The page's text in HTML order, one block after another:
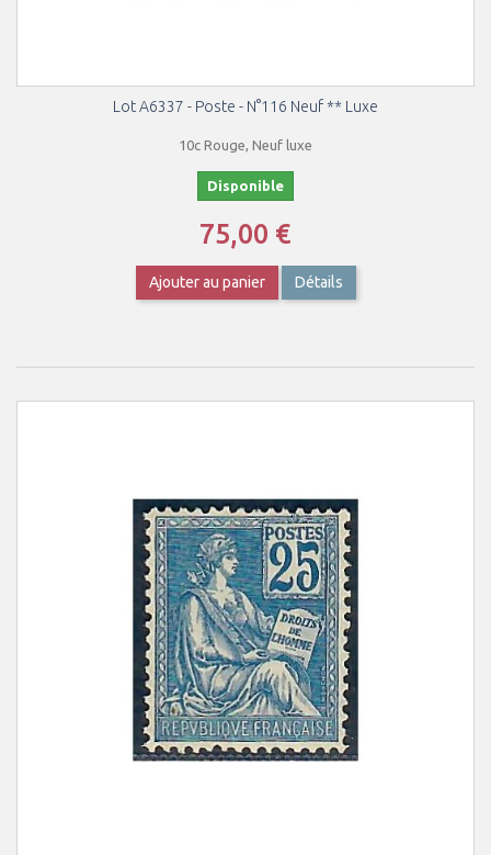
Lot A6337 - Poste - N°116 Neuf ** Luxe
10c Rouge, Neuf luxe
Disponible
75,00 €
Ajouter au panier Détails